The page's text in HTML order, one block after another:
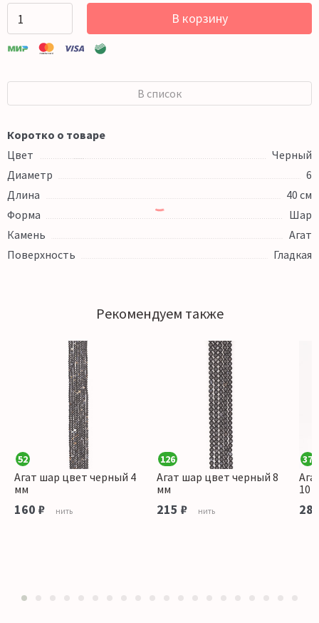
В корзину
В список
Коротко о товаре
Цвет
Черный
Диаметр
6
Длина
40 см
Форма
Шар
Камень
Агат
Поверхность
Гладкая
Рекомендуем также
52
Агат шар цвет черный 4
мм
160 ₽ нить
126
Агат шар цвет черный 8
мм
215 ₽ нить
37
10